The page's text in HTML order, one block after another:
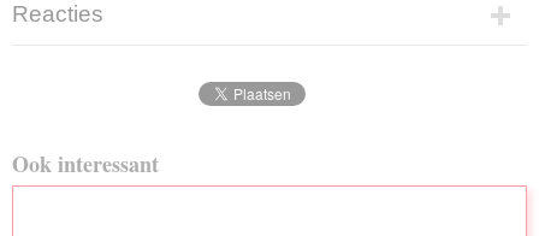
Reacties
Ook interessant